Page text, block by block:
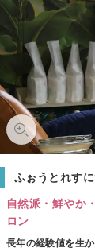
ふぉうとれす
自然派・鮮やか
ロン
長年の経験値を生